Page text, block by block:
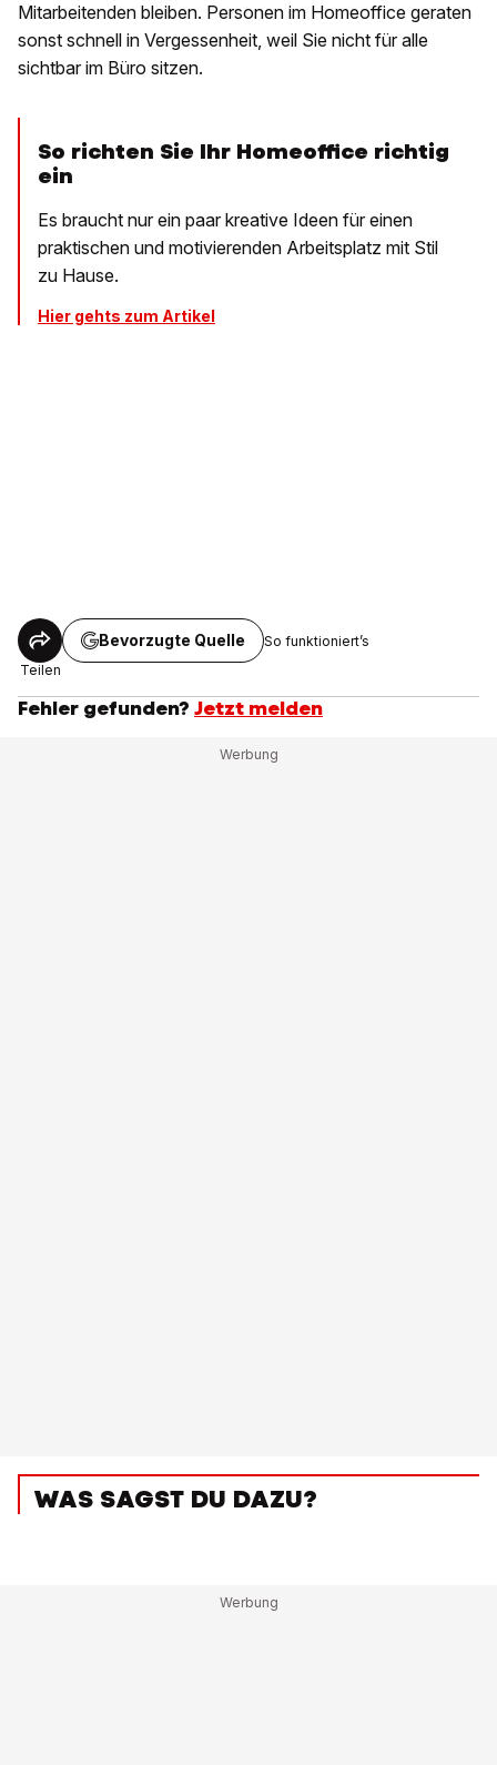
Mitarbeitenden bleiben. Personen im Homeoffice geraten
sonst schnell in Vergessenheit, weil Sie nicht für alle
sichtbar im Büro sitzen.
So richten Sie Ihr Homeoffice richtig
ein
Es braucht nur ein paar kreative Ideen für einen
praktischen und motivierenden Arbeitsplatz mit Stil
zu Hause.
Hier gehts zum Artikel
Teilen
Bevorzugte Quelle So funktioniert’s
Fehler gefunden? Jetzt melden
WAS SAGST DU DAZU?